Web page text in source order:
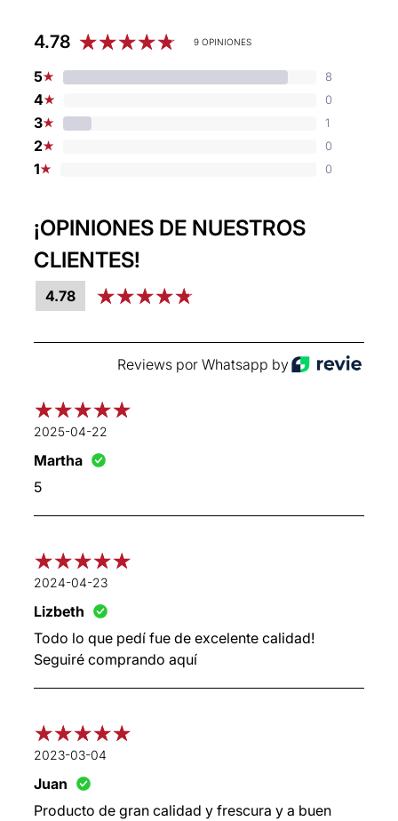
Mercado Pago
Tarjetas de crédito
Tarjetas de debito
4.78 9 OPINIONES
5★ 8
4★ 0
3★ 1
2★ 0
1★ 0
¡OPINIONES DE NUESTROS
CLIENTES!
4.78
Reviews por Whatsapp by
2025-04-22
Martha
5
2024-04-23
Lizbeth
Todo lo que pedí fue de excelente calidad!
Seguiré comprando aquí
2023-03-04
Juan
Producto de gran calidad y frescura y a buen